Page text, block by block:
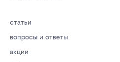
статьи
вопросы и ответы
акции